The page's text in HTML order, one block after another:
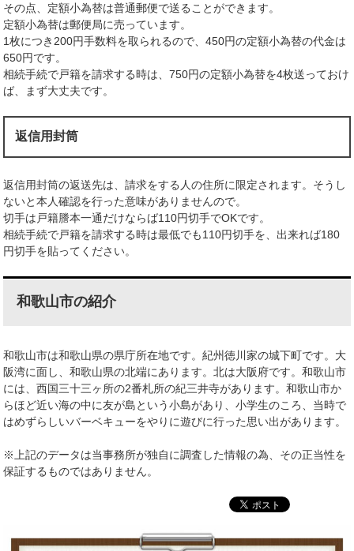
その点、定額小為替は普通郵便で送ることができます。
定額小為替は郵便局に売っています。
1枚につき200円手数料を取られるので、450円の定額小為替の代金は
650円です。
相続手続で戸籍を請求する時は、750円の定額小為替を4枚送っておけ
ば、まず大丈夫です。
返信用封筒
返信用封筒の返送先は、請求をする人の住所に限定されます。そうし
ないと本人確認を行った意味がありませんので。
切手は戸籍謄本一通だけならば110円切手でOKです。
相続手続で戸籍を請求する時は最低でも110円切手を、出来れば180
円切手を貼ってください。
和歌山市の紹介
和歌山市は和歌山県の県庁所在地です。紀州徳川家の城下町です。大
阪湾に面し、和歌山県の北端にあります。北は大阪府です。和歌山市
には、西国三十三ヶ所の2番札所の紀三井寺があります。和歌山市か
らほど近い海の中に友が島という小島があり、小学生のころ、当時で
はめずらしいバーベキューをやりに遊びに行った思い出があります。
※上記のデータは当事務所が独自に調査した情報の為、その正当性を
保証するものではありません。